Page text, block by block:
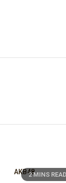
2 MINS READ
AKB48